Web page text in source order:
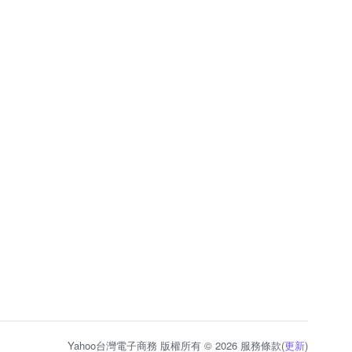
Yahoo台灣電子商務 版權所有 © 2026 服務條款(更新)